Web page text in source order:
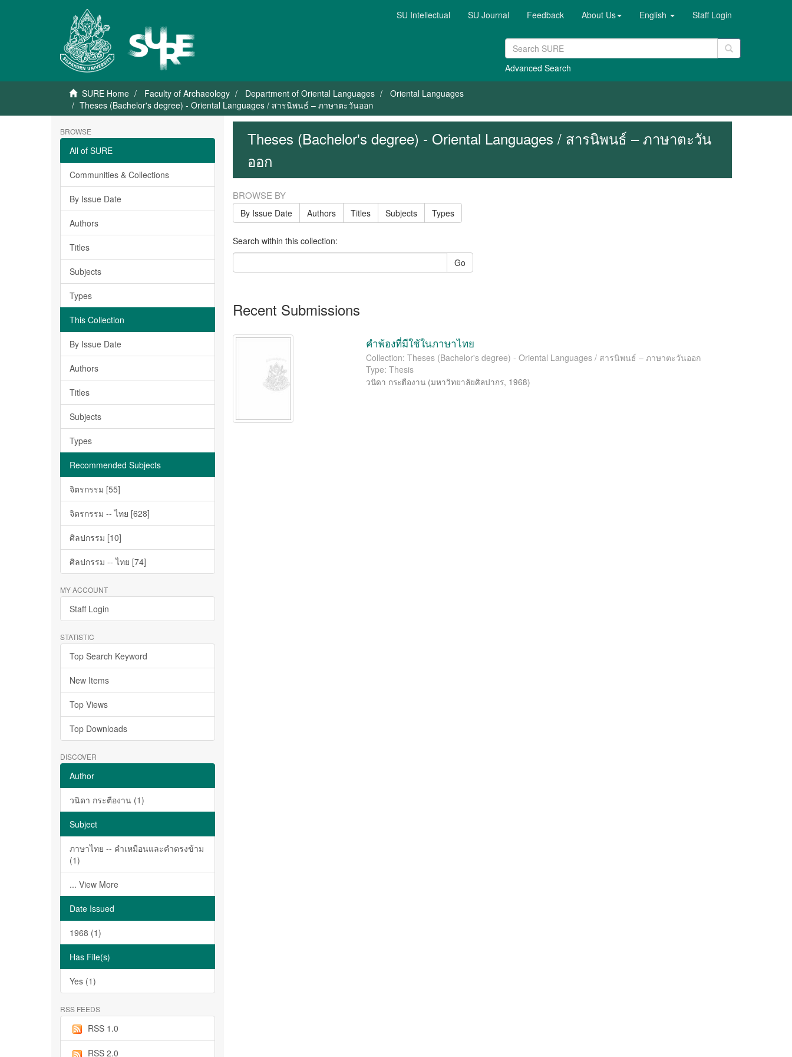
SU Intellectual SU Journal Feedback About Us English Staff Login
Advanced Search
SURE Home Faculty of Archaeology Department of Oriental Languages
Oriental Languages
Theses (Bachelor's degree) - Oriental Languages / สารนิพนธ์ – ภาษาตะวันออก
BROWSE
All of SURE
Communities & Collections
By Issue Date
Authors
Titles
Subjects
Types
This Collection
By Issue Date
Authors
Titles
Subjects
Types
Recommended Subjects
จิตรกรรม [55]
จิตรกรรม -- ไทย [628]
ศิลปกรรม [10]
ศิลปกรรม -- ไทย [74]
MY ACCOUNT
Staff Login
STATISTIC
Top Search Keyword
New Items
Top Views
Top Downloads
DISCOVER
Author
วนิดา กระตืองาน (1)
Subject
ภาษาไทย -- คำเหมือนและคำตรงข้าม
(1)
... View More
Date Issued
1968 (1)
Has File(s)
Yes (1)
RSS FEEDS
RSS 1.0
RSS 2.0
Theses (Bachelor's degree) - Oriental Languages / สารนิพนธ์ – ภาษาตะวัน
ออก
BROWSE BY
By Issue Date Authors Titles Subjects Types
Search within this collection:
Go
Recent Submissions
คำพ้องที่มีใช้ในภาษาไทย
Collection: Theses (Bachelor's degree) - Oriental Languages / สารนิพนธ์ – ภาษาตะวันออก
Type: Thesis
วนิดา กระตืองาน (มหาวิทยาลัยศิลปากร, 1968)